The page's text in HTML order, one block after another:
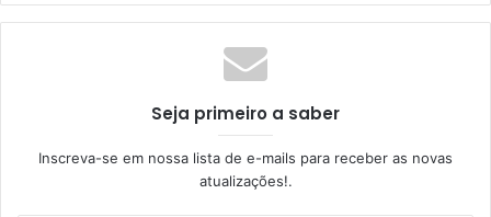
Seja primeiro a saber
Inscreva-se em nossa lista de e-mails para receber as novas
atualizações!.